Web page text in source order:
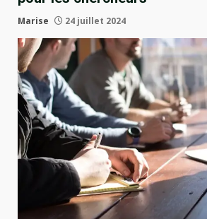
Marise 24 juillet 2024